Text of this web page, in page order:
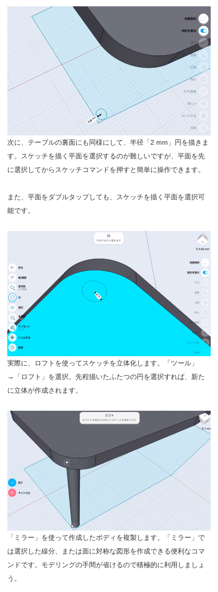
次に、テーブルの裏面にも同様にして、半径「2 mm」円を描きま
す。スケッチを描く平面を選択するのが難しいですが、平面を先
に選択してからスケッチコマンドを押すと簡単に操作できます。
また、平面をダブルタップしても、スケッチを描く平面を選択可
能です。
実際に、ロフトを使ってスケッチを立体化します。「ツール」
→「ロフト」を選択。先程描いたふたつの円を選択すれば、新た
に立体が作成されます。
「ミラー」を使って作成したボディを複製します。「ミラー」で
は選択した線分、または面に対称な図形を作成できる便利なコマ
ンドです。モデリングの手間が省けるので積極的に利用しましょ
う。